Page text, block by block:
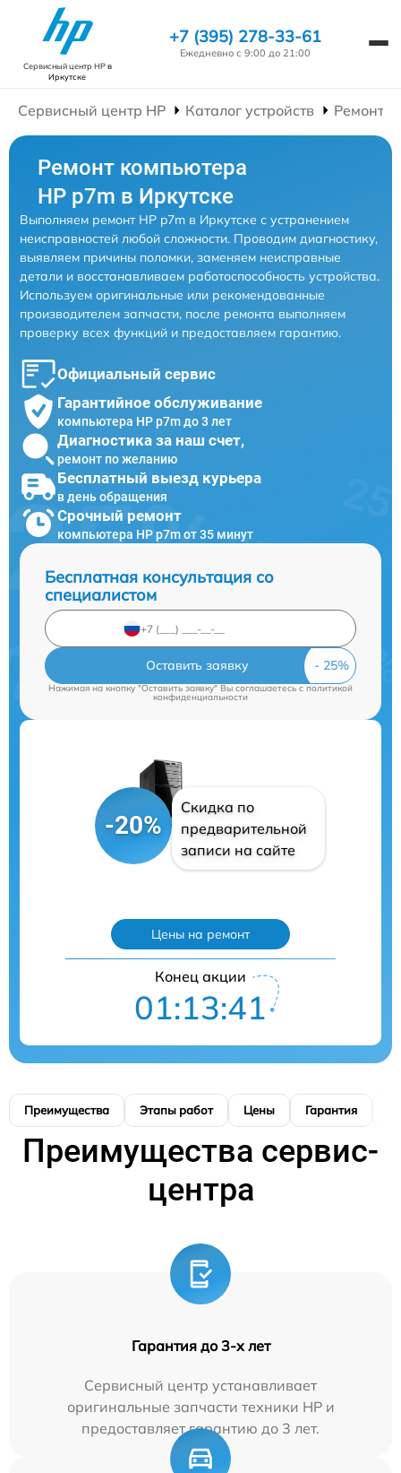
Сервисный центр HPв
Иркутске
+7 (395) 278-33-61
Ежедневно с 9:00 до 21:00
Сервисный центр HP Каталог устройств Ремонт
Ремонт компьютера
HP p7m в Иркутске
Выполняем ремонт HP p7m в Иркутске с устранением
неисправностей любой сложности. Проводим диагностику,
выявляем причины поломки, заменяем неисправные
детали и восстанавливаем работоспособность устройства.
Используем оригинальные или рекомендованные
производителем запчасти, после ремонта выполняем
проверку всех функций и предоставляем гарантию.
Официальный сервис
Гарантийное обслуживание
компьютера HP p7m до 3 лет
Диагностика за наш счет,
ремонт по желанию
Бесплатный выезд курьера
в день обращения
Срочный ремонт
компьютера HP p7m от 35 минут
Бесплатная консультация со
специалистом
Оставить заявку
Нажимая на кнопку "Оставить заявку" Вы соглашаетесь cполитикой
конфиденциальности
-20%
Скидка по
предварительной
записи на сайте
Цены на ремонт
Конец акции
01:13:40
Преимущества Этапы работ Цены Гарантия
Преимущества сервис-
центра
Гарантия до 3-х лет
Сервисный центр устанавливает
оригинальные запчасти техники HP и
предоставляет гарантию до 3 лет.